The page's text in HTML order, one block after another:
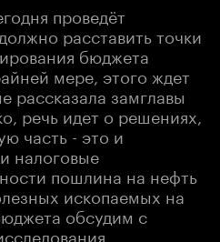
проведёт
расставить точки
бюджета
мере, этого ждет
рассказала замглавы
речь идет о решениях,
часть - это и
налоговые
пошлина на нефть
ископаемых на
обсудим с